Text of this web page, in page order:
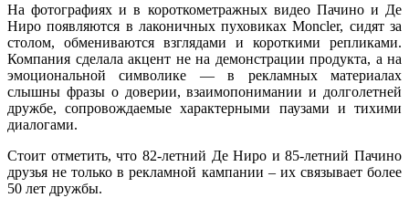
На фотографиях и в короткометражных видео Пачино и Де
Ниро появляются в лаконичных пуховиках Moncler, сидят за
столом, обмениваются взглядами и короткими репликами.
Компания сделала акцент не на демонстрации продукта, а на
эмоциональной символике — в рекламных материалах
слышны фразы о доверии, взаимопонимании и долголетней
дружбе, сопровождаемые характерными паузами и тихими
диалогами.
Стоит отметить, что 82-летний Де Ниро и 85-летний Пачино
друзья не только в рекламной кампании – их связывает более
50 лет дружбы.